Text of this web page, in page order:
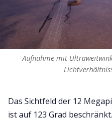
Aufnahme mit
Das Sichtfeld der 12
ist auf 123 Grad